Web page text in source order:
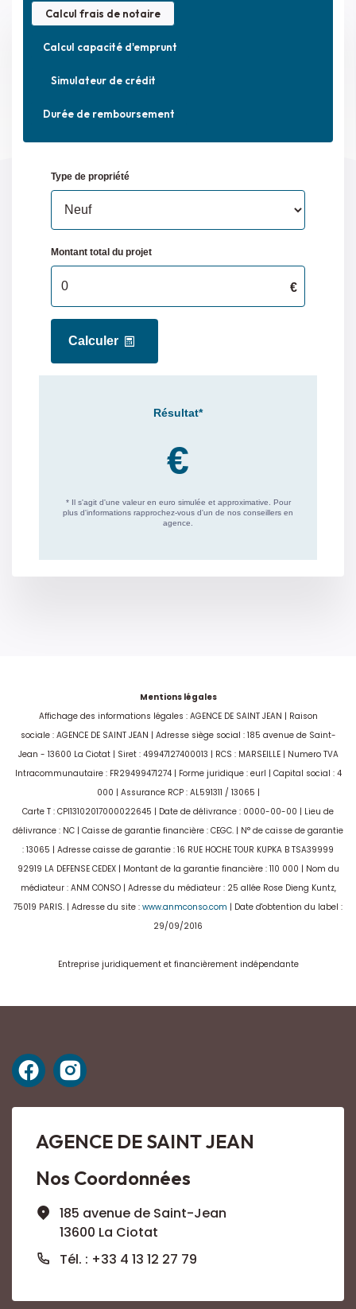
Calcul frais de notaire
Calcul capacité d'emprunt
Simulateur de crédit
Durée de remboursement
Mentions légales
Affichage des informations légales : AGENCE DE SAINT JEAN | Raison
sociale : AGENCE DE SAINT JEAN | Adresse siège social : 185 avenue de Saint-
Jean - 13600 La Ciotat | Siret : 49947127400013 | RCS : MARSEILLE | Numero TVA
Intracommunautaire : FR29499471274 | Forme juridique : eurl | Capital social : 4
000 | Assurance RCP : AL591311 / 13065 |
Carte T : CPI13102017000022645 | Date de délivrance : 0000-00-00 | Lieu de
délivrance : NC | Caisse de garantie financière : CEGC. | N° de caisse de garantie
: 13065 | Adresse caisse de garantie : 16 RUE HOCHE TOUR KUPKA B TSA39999
92919 LA DEFENSE CEDEX | Montant de la garantie financière : 110 000 | Nom du
médiateur : ANM CONSO | Adresse du médiateur : 25 allée Rose Dieng Kuntz,
75019 PARIS. | Adresse du site : www.anmconso.com | Date d'obtention du label :
29/09/2016
Entreprise juridiquement et financièrement indépendante
AGENCE DE SAINT JEAN
Nos Coordonnées
185 avenue de Saint-Jean
13600 La Ciotat
Tél. : +33 4 13 12 27 79